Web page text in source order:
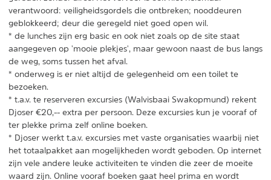
verantwoord: veiligheidsgordels die ontbreken; nooddeuren
geblokkeerd; deur die geregeld niet goed open wil.
* de lunches zijn erg basic en ook niet zoals op de site staat
aangegeven op 'mooie plekjes', maar gewoon naast de bus langs
de weg, soms tussen het afval.
* onderweg is er niet altijd de gelegenheid om een toilet te
bezoeken.
* t.a.v. te reserveren excursies (Walvisbaai Swakopmund) rekent
Djoser €20,-- extra per persoon. Deze excursies kun je vooraf of
ter plekke prima zelf online boeken.
* Djoser werkt t.a.v. excursies met vaste organisaties waarbij niet
het totaalpakket aan mogelijkheden wordt geboden. Op internet
zijn vele andere leuke activiteiten te vinden die zeer de moeite
waard zijn. Online vooraf boeken gaat heel prima en wordt